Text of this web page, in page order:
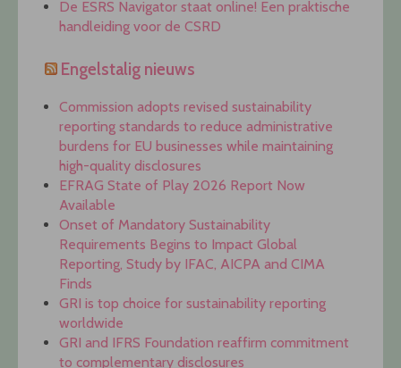
De ESRS Navigator staat online! Een praktische
handleiding voor de CSRD
Engelstalig nieuws
Commission adopts revised sustainability
reporting standards to reduce administrative
burdens for EU businesses while maintaining
high-quality disclosures
EFRAG State of Play 2026 Report Now
Available
Onset of Mandatory Sustainability
Requirements Begins to Impact Global
Reporting, Study by IFAC, AICPA and CIMA
Finds
GRI is top choice for sustainability reporting
worldwide
GRI and IFRS Foundation reaffirm commitment
to complementary disclosures